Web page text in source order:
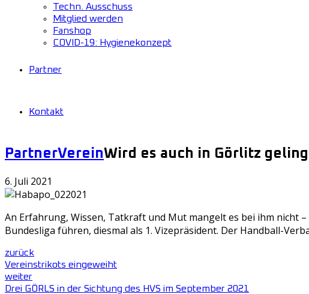
Techn. Ausschuss
Mitglied werden
Fanshop
COVID-19: Hygienekonzept
Partner
Kontakt
PartnerVereinWird es auch in Görlitz
6. Juli 2021
An Erfahrung, Wissen, Tatkraft und Mut mangelt es bei ihm nicht
Bundesliga führen, diesmal als 1. Vizepräsident. Der Handball-
zurück
Vereinstrikots eingeweiht
weiter
Drei GÖRLS in der Sichtung des HVS im September 2021